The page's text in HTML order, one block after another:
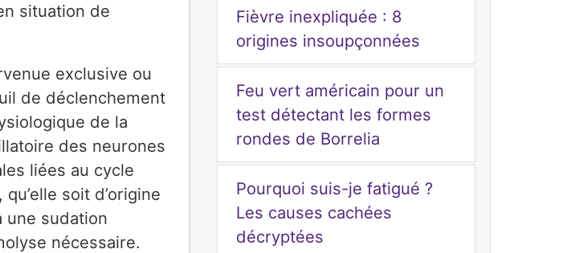
situation de
exclusive ou
de déclenchement
de la
des neurones
liées au cycle
soit d’origine
une sudation
nécessaire.
Fièvre inexpliquée : 8
origines insoupçonnées
Feu vert américain pour un
test détectant les formes
rondes de Borrelia
Pourquoi suis-je fatigué ?
Les causes cachées
décryptées